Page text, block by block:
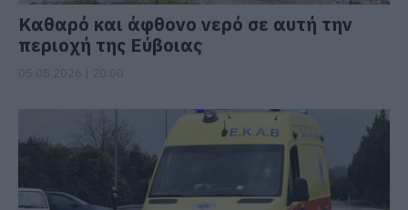
Καθαρό και άφθονο νερό σε αυτή την
περιοχή της Εύβοιας